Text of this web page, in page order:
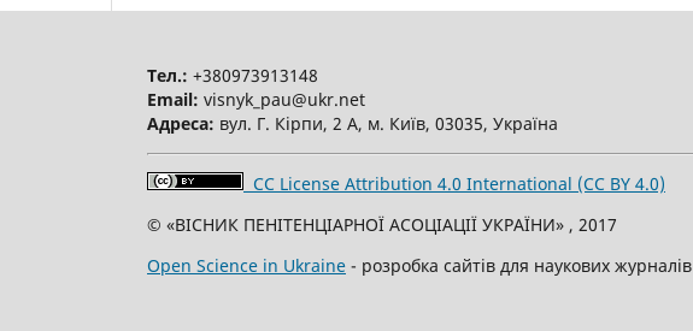
Тел.: +380973913148
Email: visnyk_pau@ukr.net
Адреса: вул. Г. Кірпи, 2 А, м. Київ, 03035, Україна
CC License Attribution 4.0 International (CC BY 4.0)
© «ВІСНИК ПЕНІТЕНЦІАРНОЇ АСОЦІАЦІЇ УКРАЇНИ» , 2017
Open Science in Ukraine - розробка сайтів для наукових журналів